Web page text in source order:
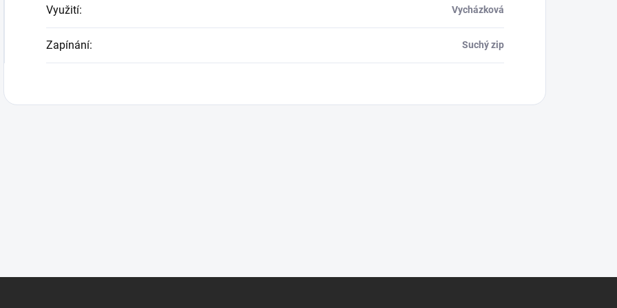
Využití: Vycházková
Zapínání: Suchý zip